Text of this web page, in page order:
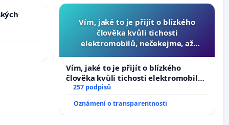
Vím, jaké to je přijít o blízkého
člověka kvůli tichosti
elektromobilů, nečekejme, až
auta!
Vím, jaké to je přijít o blízkého
člověka kvůli tichosti elektromobilů,
nečekejme, až přibydou další,
zaveďme slyšitelná auta!
257 podpisů
Oznámení o transparentnosti